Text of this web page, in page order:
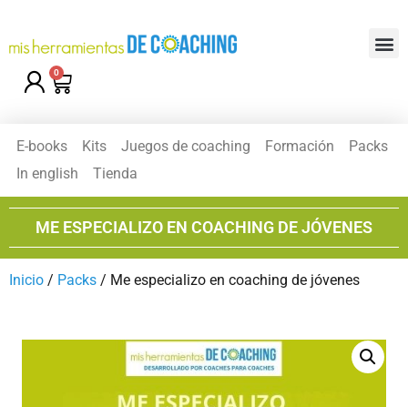
0
E-books Kits Juegos de coaching Formación
Packs
In english
Tienda
ME ESPECIALIZO EN COACHING DE JÓVENES
Inicio / Packs / Me especializo en coaching de jóvenes